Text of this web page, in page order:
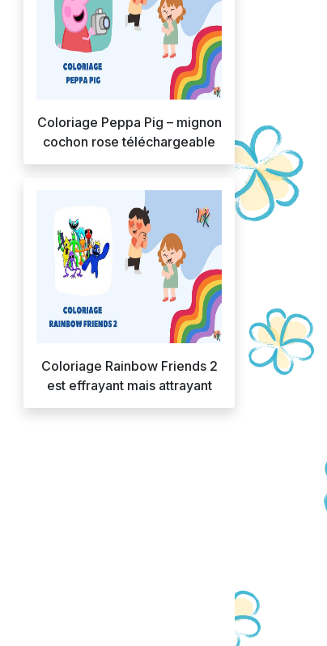
Coloriage Peppa Pig – mignon
cochon rose téléchargeable
Coloriage Rainbow Friends 2
est effrayant mais attrayant